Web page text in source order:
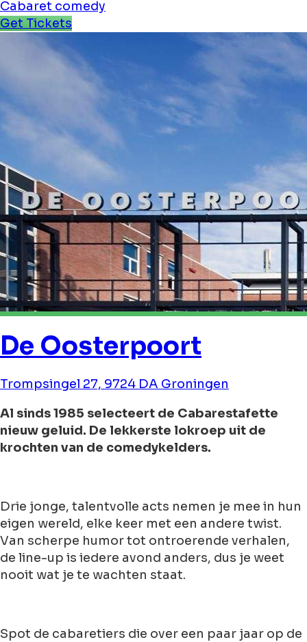
Cabaret comedy
Get Tickets
De Oosterpoort
Trompsingel 27, 9724 DA Groningen
Al sinds 1985 selecteert de Cabarestafette
nieuw geluid. De lekkerste lokroep uit de
krochten van de comedykelders.
Drie jonge, talentvolle acts nemen je mee in hun
eigen wereld, elke keer met een andere twist.
Van scherpe humor tot ontroerende verhalen,
de line-up is iedere avond anders, dus je weet
nooit wat je te wachten staat.
Spot de cabaretiers die over een paar jaar op de